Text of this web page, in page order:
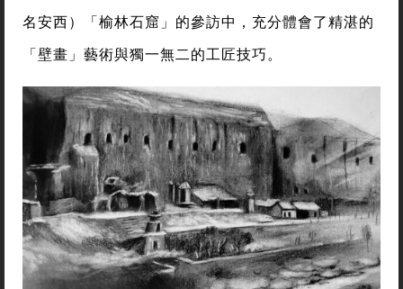
名安西）「榆林石窟」的參訪中，充分體會了精湛的
「壁畫」藝術與獨一無二的工匠技巧。